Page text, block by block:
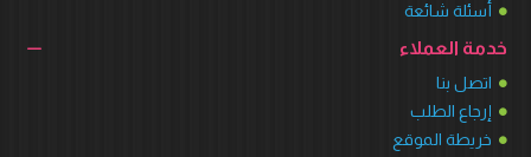
أسئلة شائعة
خدمة العملاء
اتصل بنا
إرجاع الطلب
خريطة الموقع